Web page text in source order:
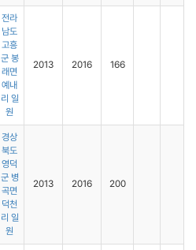
전라
남도
고흥
군 봉
래면
예내
리 일
원
2013 2016 166
경상
북도
영덕
군 병
곡면
덕천
리 일
원
2013 2016 200